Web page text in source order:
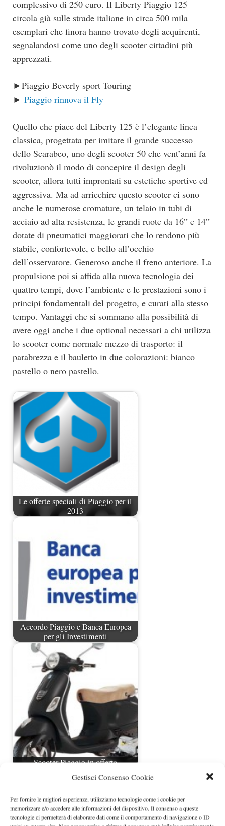
Gestisci Consenso Cookie
Per fornire le migliori esperienze, utilizziamo tecnologie come i cookie per
memorizzare e/o accedere alle informazioni del dispositivo. Il consenso a queste
tecnologie ci permetterà di elaborare dati come il comportamento di navigazione o ID
complessivo di 250 euro. Il Liberty Piaggio 125
circola già sulle strade italiane in circa 500 mila
esemplari che finora hanno trovato degli acquirenti,
segnalandosi come uno degli scooter cittadini più
apprezzati.
►Piaggio Beverly sport Touring
► Piaggio rinnova il Fly
Quello che piace del Liberty 125 è l’elegante linea
classica, progettata per imitare il grande successo
dello Scarabeo, uno degli scooter 50 che vent’anni fa
rivoluzionò il modo di concepire il design degli
scooter, allora tutti improntati su estetiche sportive ed
aggressiva. Ma ad arricchire questo scooter ci sono
anche le numerose cromature, un telaio in tubi di
acciaio ad alta resistenza, le grandi ruote da 16” e 14”
dotate di pneumatici maggiorati che lo rendono più
stabile, confortevole, e bello all’occhio
dell’osservatore. Generoso anche il freno anteriore. La
propulsione poi si affida alla nuova tecnologia dei
quattro tempi, dove l’ambiente e le prestazioni sono i
principi fondamentali del progetto, e curati alla stesso
tempo. Vantaggi che si sommano alla possibilità di
avere oggi anche i due optional necessari a chi utilizza
lo scooter come normale mezzo di trasporto: il
parabrezza e il bauletto in due colorazioni: bianco
pastello o nero pastello.
Le offerte speciali di Piaggio per il
2013
Accordo Piaggio e Banca Europea
per gli Investimenti
Scooter Piaggio in offerta